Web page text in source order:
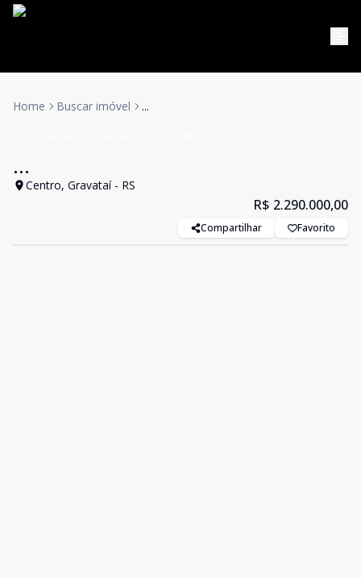
Home Buscar imóvel ...
...
Centro, Gravataí - RS
R$ 2.290.000,00
Compartilhar Favorito